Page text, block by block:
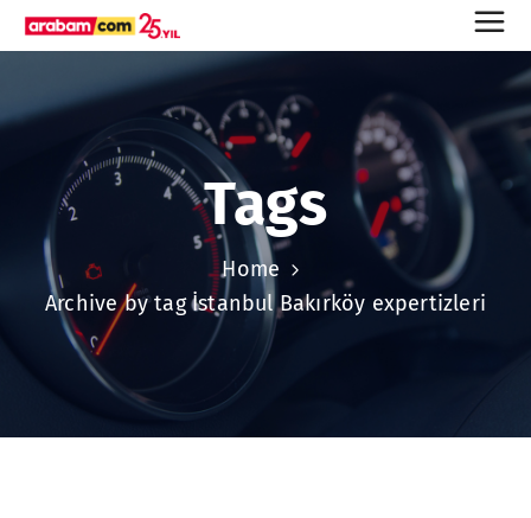
Tags
Home
Archive by tag İstanbul Bakırköy expertizleri